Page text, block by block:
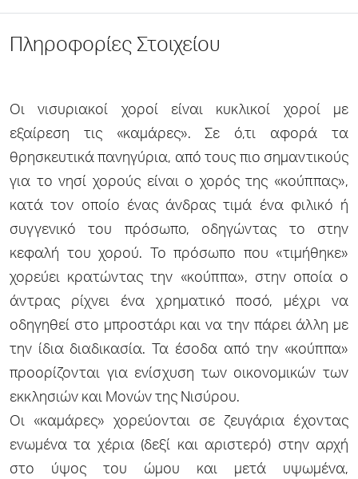
Πληροφορίες Στοιχείου
Οι νισυριακοί χοροί είναι κυκλικοί χοροί με
εξαίρεση τις «καμάρες». Σε ό,τι αφορά τα
θρησκευτικά πανηγύρια, από τους πιο σημαντικούς
για το νησί χορούς είναι ο χορός της «κούππας»,
κατά τον οποίο ένας άνδρας τιμά ένα φιλικό ή
συγγενικό του πρόσωπο, οδηγώντας το στην
κεφαλή του χορού. Το πρόσωπο που «τιμήθηκε»
χορεύει κρατώντας την «κούππα», στην οποία ο
άντρας ρίχνει ένα χρηματικό ποσό, μέχρι να
οδηγηθεί στο μπροστάρι και να την πάρει άλλη με
την ίδια διαδικασία. Τα έσοδα από την «κούππα»
προορίζονται για ενίσχυση των οικονομικών των
εκκλησιών και Μονών της Νισύρου.
Οι «καμάρες» χορεύονται σε ζευγάρια έχοντας
ενωμένα τα χέρια (δεξί και αριστερό) στην αρχή
στο ύψος του ώμου και μετά υψωμένα,